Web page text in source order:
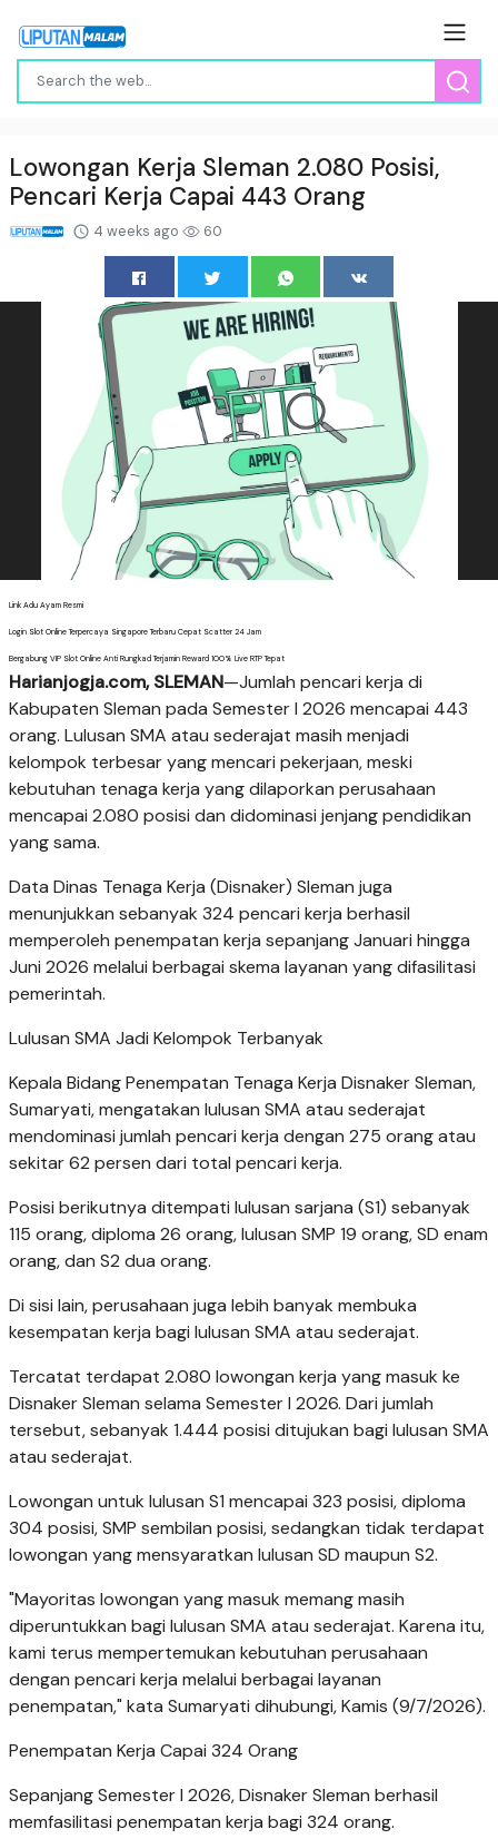
Lowongan Kerja Sleman 2.080 Posisi,
Pencari Kerja Capai 443 Orang
4 weeks ago 60
Link Adu Ayam Resmi
Login Slot Online Terpercaya Singapore Terbaru Cepat Scatter 24 Jam
Bergabung VIP Slot Online Anti Rungkad Terjamin Reward 100% Live RTP Tepat
Harianjogja.com, SLEMAN—Jumlah pencari kerja di
Kabupaten Sleman pada Semester I 2026 mencapai 443
orang. Lulusan SMA atau sederajat masih menjadi
kelompok terbesar yang mencari pekerjaan, meski
kebutuhan tenaga kerja yang dilaporkan perusahaan
mencapai 2.080 posisi dan didominasi jenjang pendidikan
yang sama.
Data Dinas Tenaga Kerja (Disnaker) Sleman juga
menunjukkan sebanyak 324 pencari kerja berhasil
memperoleh penempatan kerja sepanjang Januari hingga
Juni 2026 melalui berbagai skema layanan yang difasilitasi
pemerintah.
Lulusan SMA Jadi Kelompok Terbanyak
Kepala Bidang Penempatan Tenaga Kerja Disnaker Sleman,
Sumaryati, mengatakan lulusan SMA atau sederajat
mendominasi jumlah pencari kerja dengan 275 orang atau
sekitar 62 persen dari total pencari kerja.
Posisi berikutnya ditempati lulusan sarjana (S1) sebanyak
115 orang, diploma 26 orang, lulusan SMP 19 orang, SD enam
orang, dan S2 dua orang.
Di sisi lain, perusahaan juga lebih banyak membuka
kesempatan kerja bagi lulusan SMA atau sederajat.
Tercatat terdapat 2.080 lowongan kerja yang masuk ke
Disnaker Sleman selama Semester I 2026. Dari jumlah
tersebut, sebanyak 1.444 posisi ditujukan bagi lulusan SMA
atau sederajat.
Lowongan untuk lulusan S1 mencapai 323 posisi, diploma
304 posisi, SMP sembilan posisi, sedangkan tidak terdapat
lowongan yang mensyaratkan lulusan SD maupun S2.
"Mayoritas lowongan yang masuk memang masih
diperuntukkan bagi lulusan SMA atau sederajat. Karena itu,
kami terus mempertemukan kebutuhan perusahaan
dengan pencari kerja melalui berbagai layanan
penempatan," kata Sumaryati dihubungi, Kamis (9/7/2026).
Penempatan Kerja Capai 324 Orang
Sepanjang Semester I 2026, Disnaker Sleman berhasil
memfasilitasi penempatan kerja bagi 324 orang.